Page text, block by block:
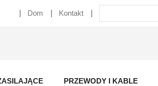
Dom Kontakt
PRZEWODY I KABLE